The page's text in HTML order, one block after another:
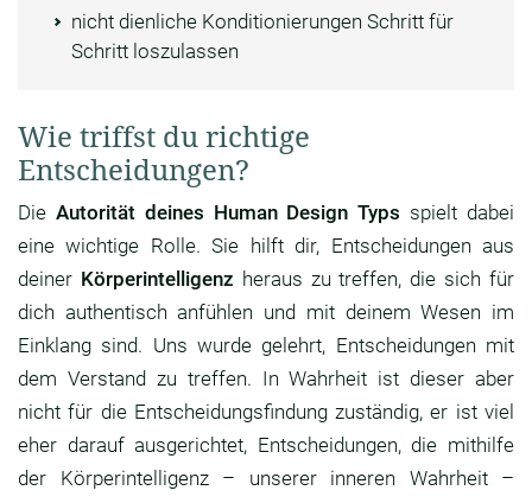
nicht dienliche Konditionierungen Schritt für
Schritt loszulassen
Wie triffst du richtige
Entscheidungen?
Die Autorität deines Human Design Typs spielt dabei
eine wichtige Rolle. Sie hilft dir, Entscheidungen aus
deiner Körperintelligenz heraus zu treffen, die sich für
dich authentisch anfühlen und mit deinem Wesen im
Einklang sind. Uns wurde gelehrt, Entscheidungen mit
dem Verstand zu treffen. In Wahrheit ist dieser aber
nicht für die Entscheidungsfindung zuständig, er ist viel
eher darauf ausgerichtet, Entscheidungen, die mithilfe
der Körperintelligenz – unserer inneren Wahrheit –